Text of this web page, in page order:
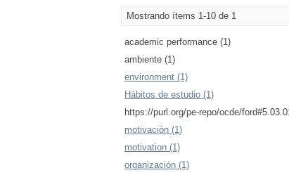
Mostrando ítems 1-10 de 1
academic performance (1)
ambiente (1)
environment (1)
Hábitos de estudio (1)
https://purl.org/pe-repo/ocde/
motivación (1)
motivation (1)
organización (1)